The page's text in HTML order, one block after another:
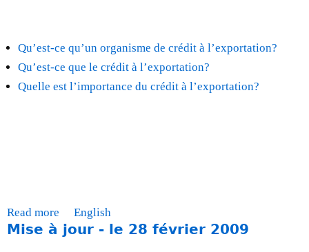
d
u
é
a
d
Qu’est-ce qu’un organisme de crédit à l’exportation?
Qu’est-ce que le crédit à l’exportation?
Quelle est l’importance du crédit à l’exportation?
Read more
b
English
Mise à jour - le 28 février 2009